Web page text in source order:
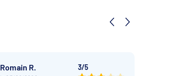
Romain R. 3/5